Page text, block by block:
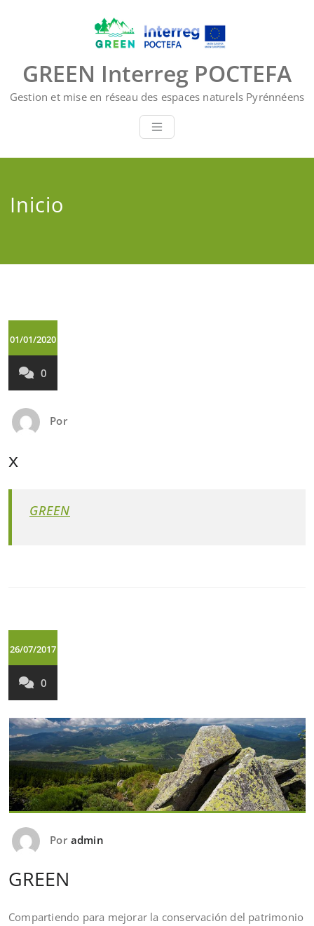
GREEN Interreg POCTEFA
Gestion et mise en réseau des espaces naturels Pyrénnéens
Inicio
01/01/2020
0
Por
x
GREEN
26/07/2017
0
Por admin
GREEN
Compartiendo para mejorar la conservación del patrimonio